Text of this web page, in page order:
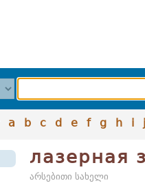
a b c d e f g h i j
лазерная
არსებითი სახელი